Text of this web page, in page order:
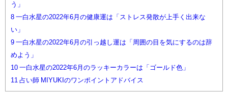
う」
8 一白水星の2022年6月の健康運は「ストレス発散が上手く出来な
い」
9 一白水星の2022年6月の引っ越し運は「周囲の目を気にするのは辞
めよう」
10 一白水星の2022年6月のラッキーカラーは「ゴールド色」
11 占い師 MIYUKIのワンポイントアドバイス